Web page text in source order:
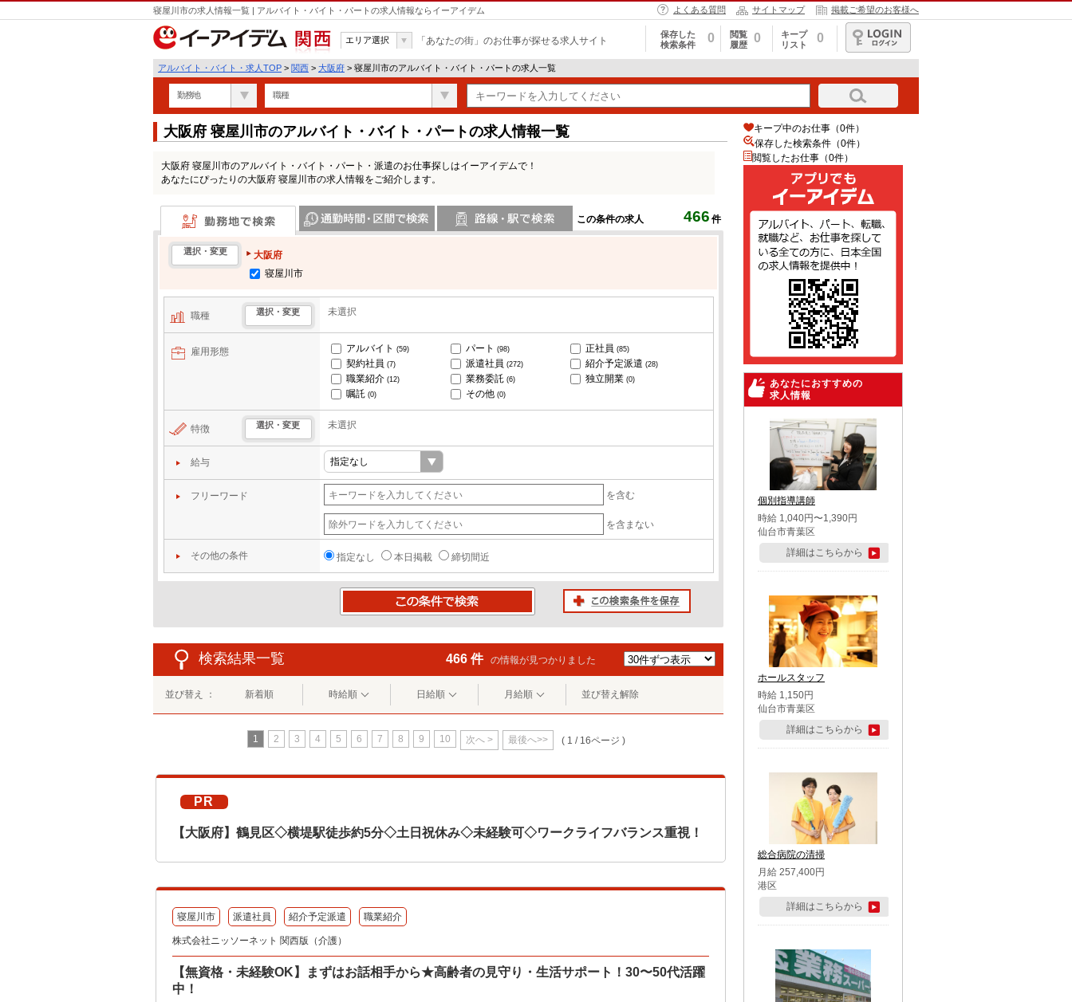
寝屋川市の求人情報一覧 | アルバイト・バイト・パートの求人情報ならイーアイデム よくある質問 サイトマップ 掲載ご希望のお客様へ
関西
エリア選択 「あなたの街」のお仕事が探せる求人サイト
保存した
検索条件
0
閲覧
履歴
0
キープ
リスト
0
ログイン
アルバイト・バイト・求人TOP > 関西 > 大阪府 > 寝屋川市のアルバイト・バイト・パートの求人一覧
勤務地 職種
大阪府 寝屋川市のアルバイト・バイト・パートの求人情報一覧
大阪府 寝屋川市のアルバイト・バイト・パート・派遣のお仕事探しはイーアイデムで！
あなたにぴったりの大阪府 寝屋川市の求人情報をご紹介します。
この条件の求人 466 件
勤務地で検索
選択・変更
大阪府
寝屋川市
職種 選択・変更 未選択
雇用形態 アルバイト (59) パート (98) 正社員 (85)
契約社員 (7) 派遣社員 (272) 紹介予定派遣 (28)
職業紹介 (12) 業務委託 (6) 独立開業 (0)
嘱託 (0) その他 (0)
特徴 選択・変更 未選択
給与
フリーワード を含む
を含まない
その他の条件 指定なし 本日掲載 締切間近
検索結果一覧 466 件 の情報が見つかりました
並び替え ： 新着順 時給順 日給順 月給順 並び替え解除
1 2 3 4 5 6 7 8 9 10 次へ > 最後へ>> ( 1 / 16ページ )
PR
【大阪府】鶴見区◇横堤駅徒歩約5分◇土日祝休み◇未経験可◇ワークライフバランス重視！
寝屋川市 派遣社員 紹介予定派遣 職業紹介
株式会社ニッソーネット 関西版（介護）
【無資格・未経験OK】まずはお話相手から★高齢者の見守り・生活サポート！30〜50代活躍
中！
キープ中のお仕事（0件）
保存した検索条件（0件）
閲覧したお仕事（0件）
あなたにおすすめの
求人情報
個別指導講師
時給 1,040円〜1,390円
仙台市青葉区
詳細はこちらから
ホールスタッフ
時給 1,150円
仙台市青葉区
詳細はこちらから
総合病院の清掃
月給 257,400円
港区
詳細はこちらから